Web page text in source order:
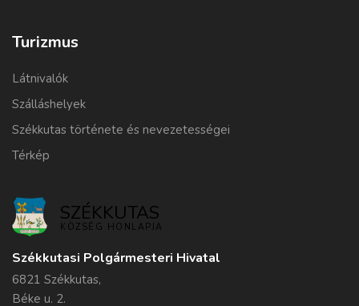
Turizmus
Látnivalók
Szálláshelyek
Székkutas története és nevezetességei
Térkép
SZÉKKUTAS
KÖZSÉG HONLAPJA
Székkutasi Polgármesteri Hivatal
6821 Székkutas,
Béke u. 2.